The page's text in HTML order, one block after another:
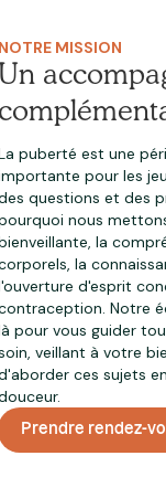
NOTRE MISSION
Un
puberté est une
pour les
questions et des
nous
la
la
d'esprit
Notre
pour vous guider
veillant à votre
ces sujets
Prendre rendez-